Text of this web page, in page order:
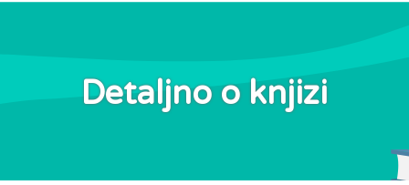
Detaljno o knjizi